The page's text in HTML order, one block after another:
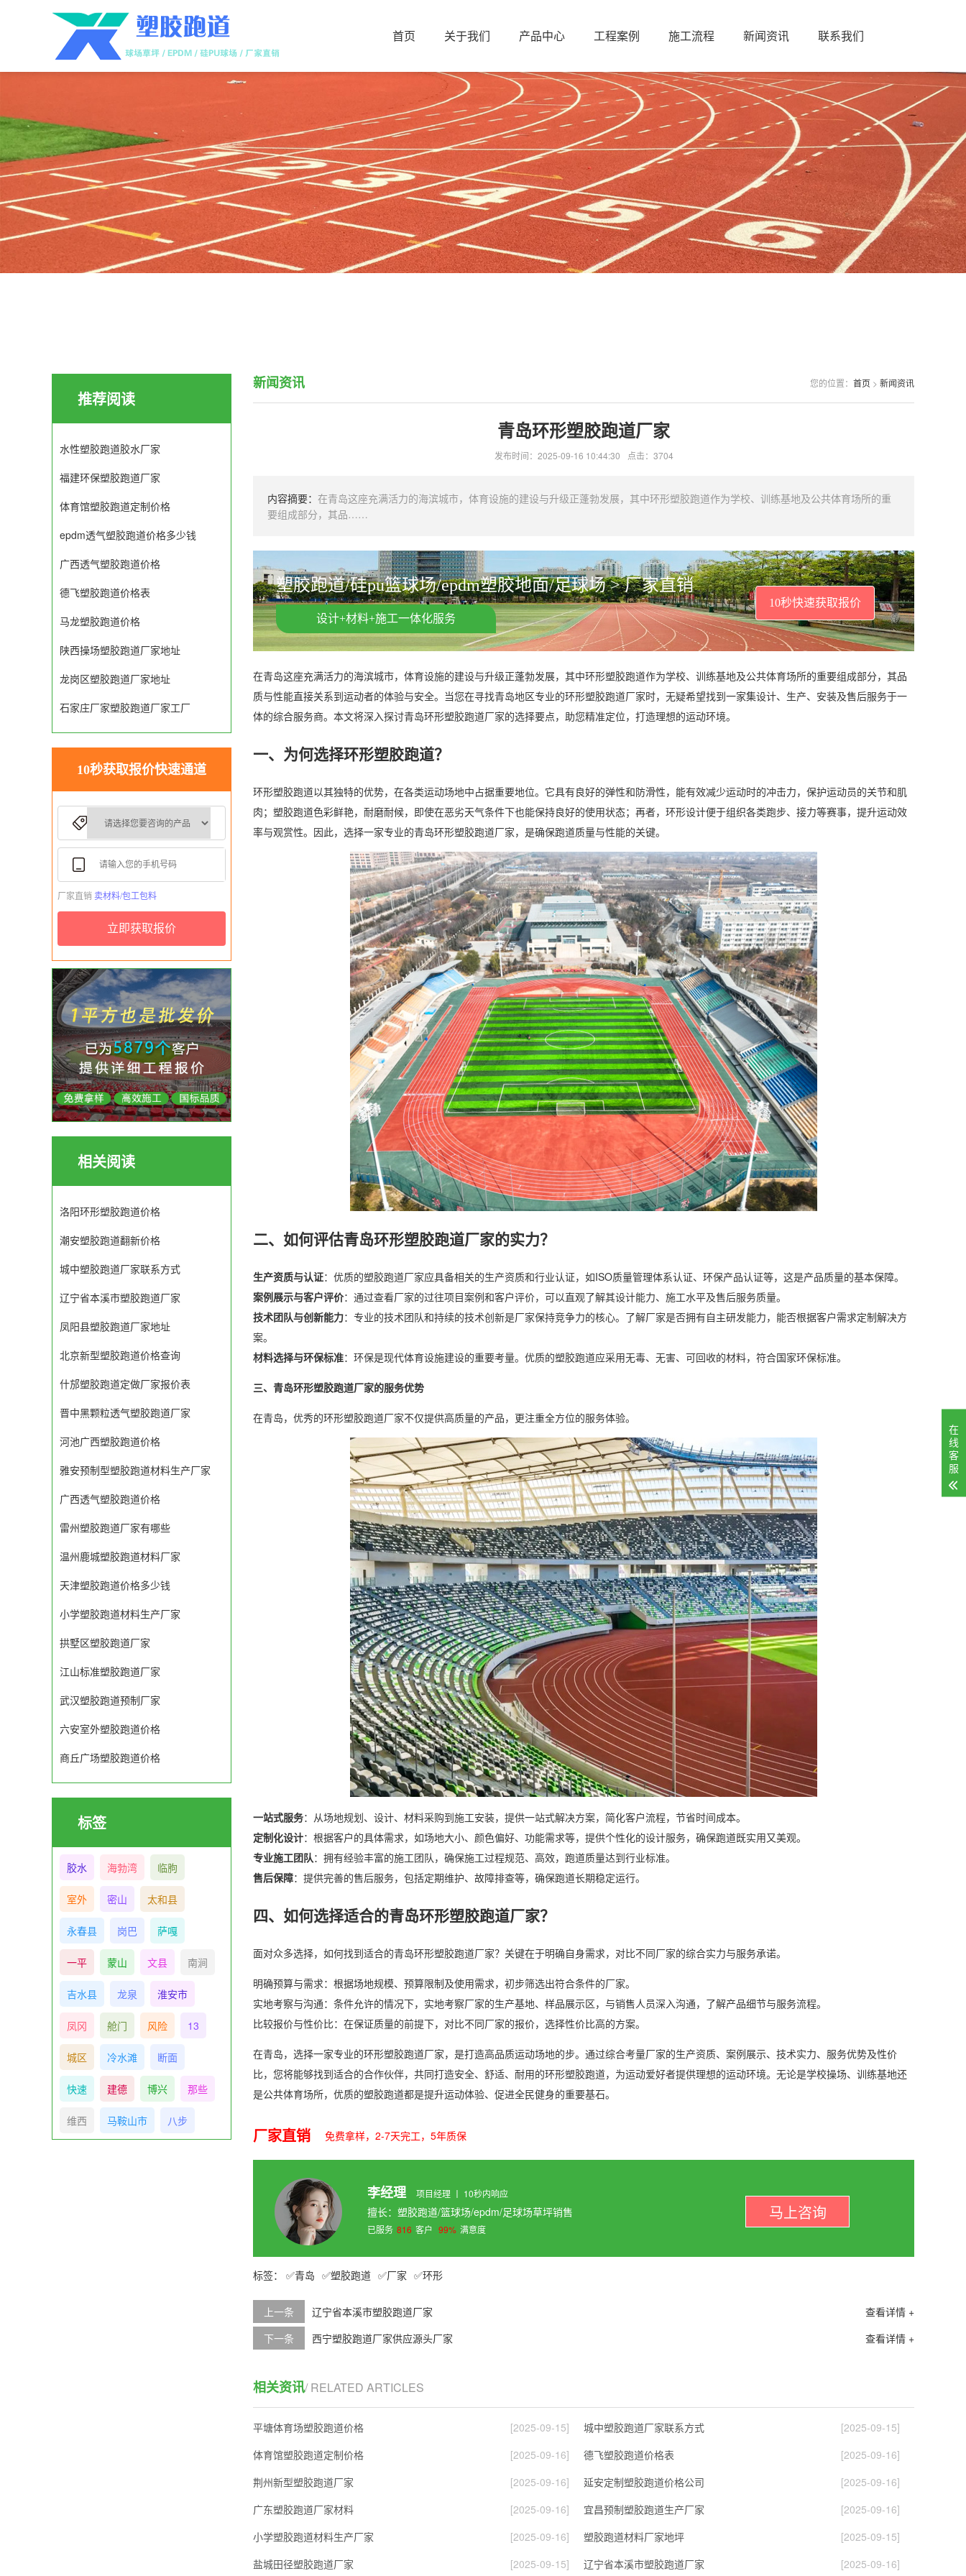
首页 关于我们 产品中心 工程案例 施工流程 新闻资讯 联系我们
推荐阅读
水性塑胶跑道胶水厂家
福建环保塑胶跑道厂家
体育馆塑胶跑道定制价格
epdm透气塑胶跑道价格多少钱
广西透气塑胶跑道价格
德飞塑胶跑道价格表
马龙塑胶跑道价格
陕西操场塑胶跑道厂家地址
龙岗区塑胶跑道厂家地址
石家庄厂家塑胶跑道厂家工厂
10秒获取报价快速通道
厂家直销卖材料/包工包料
立即获取报价
相关阅读
洛阳环形塑胶跑道价格
潮安塑胶跑道翻新价格
城中塑胶跑道厂家联系方式
辽宁省本溪市塑胶跑道厂家
凤阳县塑胶跑道厂家地址
北京新型塑胶跑道价格查询
什邡塑胶跑道定做厂家报价表
晋中黑颗粒透气塑胶跑道厂家
河池广西塑胶跑道价格
雅安预制型塑胶跑道材料生产厂家
广西透气塑胶跑道价格
雷州塑胶跑道厂家有哪些
温州鹿城塑胶跑道材料厂家
天津塑胶跑道价格多少钱
小学塑胶跑道材料生产厂家
拱墅区塑胶跑道厂家
江山标准塑胶跑道厂家
武汉塑胶跑道预制厂家
六安室外塑胶跑道价格
商丘广场塑胶跑道价格
标签
胶水 海勃湾 临朐
室外 密山 太和县
永春县 岗巴 萨嘎
一平 蒙山 文县 南涧
吉水县 龙泉 淮安市
凤冈 舱门 风险 13
城区 冷水滩 断面
快速 建德 博兴 那些
维西 马鞍山市 八步
您的位置： 首页 > 新闻资讯
新闻资讯
青岛环形塑胶跑道厂家
发布时间：2025-09-16 10:44:30 点击：3704
内容摘要： 在青岛这座充满活力的海滨城市，体育设施的建设与升级正蓬勃发展，其中环形塑胶跑道作为学校、训练基地及公共体育场所的重
要组成部分，其品……
塑胶跑道/硅pu篮球场/epdm塑胶地面/足球场 > 厂家直销
设计+材料+施工一体化服务
10秒快速获取报价
在青岛这座充满活力的海滨城市，体育设施的建设与升级正蓬勃发展，其中环形塑胶跑道作为学校、训练基地及公共体育场所的重要组成部分，其品
质与性能直接关系到运动者的体验与安全。当您在寻找青岛地区专业的环形塑胶跑道厂家时，无疑希望找到一家集设计、生产、安装及售后服务于一
体的综合服务商。本文将深入探讨青岛环形塑胶跑道厂家的选择要点，助您精准定位，打造理想的运动环境。
一、为何选择环形塑胶跑道？
环形塑胶跑道以其独特的优势，在各类运动场地中占据重要地位。它具有良好的弹性和防滑性，能有效减少运动时的冲击力，保护运动员的关节和肌
肉；塑胶跑道色彩鲜艳，耐磨耐候，即使在恶劣天气条件下也能保持良好的使用状态；再者，环形设计便于组织各类跑步、接力等赛事，提升运动效
率与观赏性。因此，选择一家专业的青岛环形塑胶跑道厂家，是确保跑道质量与性能的关键。
二、如何评估青岛环形塑胶跑道厂家的实力？
生产资质与认证：优质的塑胶跑道厂家应具备相关的生产资质和行业认证，如ISO质量管理体系认证、环保产品认证等，这是产品质量的基本保障。
案例展示与客户评价：通过查看厂家的过往项目案例和客户评价，可以直观了解其设计能力、施工水平及售后服务质量。
技术团队与创新能力：专业的技术团队和持续的技术创新是厂家保持竞争力的核心。了解厂家是否拥有自主研发能力，能否根据客户需求定制解决方
案。
材料选择与环保标准：环保是现代体育设施建设的重要考量。优质的塑胶跑道应采用无毒、无害、可回收的材料，符合国家环保标准。
三、青岛环形塑胶跑道厂家的服务优势
在青岛，优秀的环形塑胶跑道厂家不仅提供高质量的产品，更注重全方位的服务体验。
一站式服务：从场地规划、设计、材料采购到施工安装，提供一站式解决方案，简化客户流程，节省时间成本。
定制化设计：根据客户的具体需求，如场地大小、颜色偏好、功能需求等，提供个性化的设计服务，确保跑道既实用又美观。
专业施工团队：拥有经验丰富的施工团队，确保施工过程规范、高效，跑道质量达到行业标准。
售后保障：提供完善的售后服务，包括定期维护、故障排查等，确保跑道长期稳定运行。
四、如何选择适合的青岛环形塑胶跑道厂家？
面对众多选择，如何找到适合的青岛环形塑胶跑道厂家？关键在于明确自身需求，对比不同厂家的综合实力与服务承诺。
明确预算与需求：根据场地规模、预算限制及使用需求，初步筛选出符合条件的厂家。
实地考察与沟通：条件允许的情况下，实地考察厂家的生产基地、样品展示区，与销售人员深入沟通，了解产品细节与服务流程。
比较报价与性价比：在保证质量的前提下，对比不同厂家的报价，选择性价比高的方案。
在青岛，选择一家专业的环形塑胶跑道厂家，是打造高品质运动场地的步。通过综合考量厂家的生产资质、案例展示、技术实力、服务优势及性价
比，您将能够找到适合的合作伙伴，共同打造安全、舒适、耐用的环形塑胶跑道，为运动爱好者提供理想的运动环境。无论是学校操场、训练基地还
是公共体育场所，优质的塑胶跑道都是提升运动体验、促进全民健身的重要基石。
厂家直销 免费拿样，2-7天完工，5年质保
李经理 项目经理 丨 10秒内响应
擅长：塑胶跑道/篮球场/epdm/足球场草坪销售
已服务 816 客户 99% 满意度
马上咨询
青岛 塑胶跑道 厂家 环形
上一条 查看详情 +
辽宁省本溪市塑胶跑道厂家
下一条
查看详情 +
西宁塑胶跑道厂家供应源头厂家
相关资讯/ RELATED ARTICLES
平塘体育场塑胶跑道价格 [2025-09-15] 城中塑胶跑道厂家联系方式
[2025-09-15]
体育馆塑胶跑道定制价格
[2025-09-16] 德飞塑胶跑道价格表
[2025-09-16]
荆州新型塑胶跑道厂家
[2025-09-16] 延安定制塑胶跑道价格公司
[2025-09-16]
广东塑胶跑道厂家材料
[2025-09-16] 宜昌预制塑胶跑道生产厂家
[2025-09-16]
小学塑胶跑道材料生产厂家
[2025-09-16] 塑胶跑道材料厂家地坪
[2025-09-15]
盐城田径塑胶跑道厂家
[2025-09-15] 辽宁省本溪市塑胶跑道厂家 [2025-09-16]
在
线
客
服